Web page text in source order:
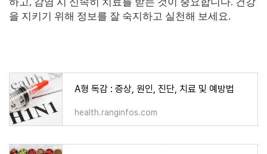
을 지키기 위해 정보를 잘 숙지하고 실천해 보세요.
A형 독감 : 증상, 원인, 진단, 치료 및 예방법
health.ranginfos.com